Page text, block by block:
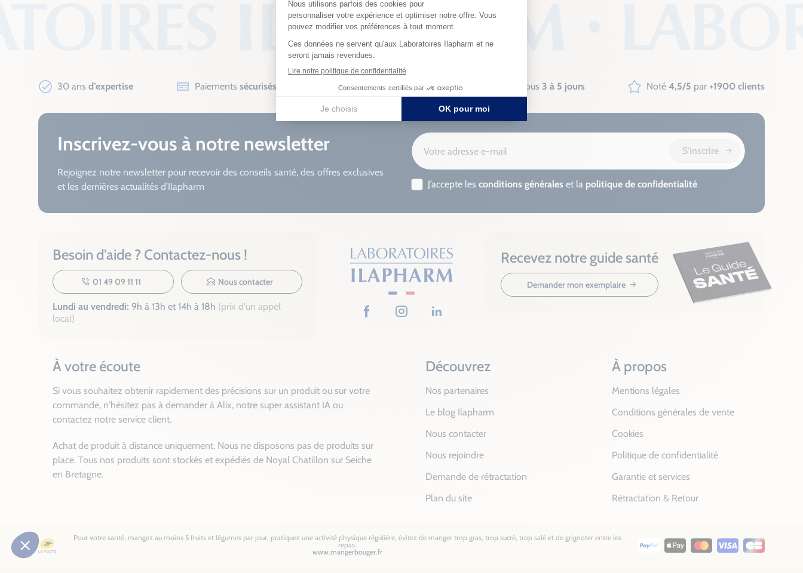
30 ans d’expertise Paiementssécurisés Fabricationfrançaise Livraison sous 3 à 5 jours Noté 4,5/5 par +1900 clients
Inscrivez-vous à notre newsletter
Rejoignez notre newsletter pour recevoir des conseils santé, des offres exclusives
et les dernières actualités d’Ilapharm
S'inscrire
J’accepte les conditions générales et la politique de confidentialité
Besoin d’aide ? Contactez-nous !
01 49 09 11 11 Nous contacter
Lundi au vendredi: 9h à 13h et 14h à 18h (prix d'un appel
local)
FacebookInstagramLinkedIn
Recevez notre guide santé
Demander mon exemplaire
À votre écoute
Si vous souhaitez obtenir rapidement des précisions sur un produit ou sur votre
commande, n'hésitez pas à demander à Alix, notre super assistant IA ou
contactez notre service client.
Achat de produit à distance uniquement. Nous ne disposons pas de produits sur
place. Tous nos produits sont stockés et expédiés de Noyal Chatillon sur Seiche
en Bretagne.
Découvrez
Nos partenaires
Le blog Ilapharm
Nous contacter
Nous rejoindre
Demande de rétractation
Plan du site
À propos
Mentions légales
Conditions générales de vente
Cookies
Politique de confidentialité
Garantie et services
Rétractation & Retour
Pour votre santé, mangez au moins 5 fruits et légumes par jour, pratiquez une activité physique régulière, évitez de manger trop gras, trop sucré, trop salé et de grignoter entre les
repas.
www.mangerbouger.fr